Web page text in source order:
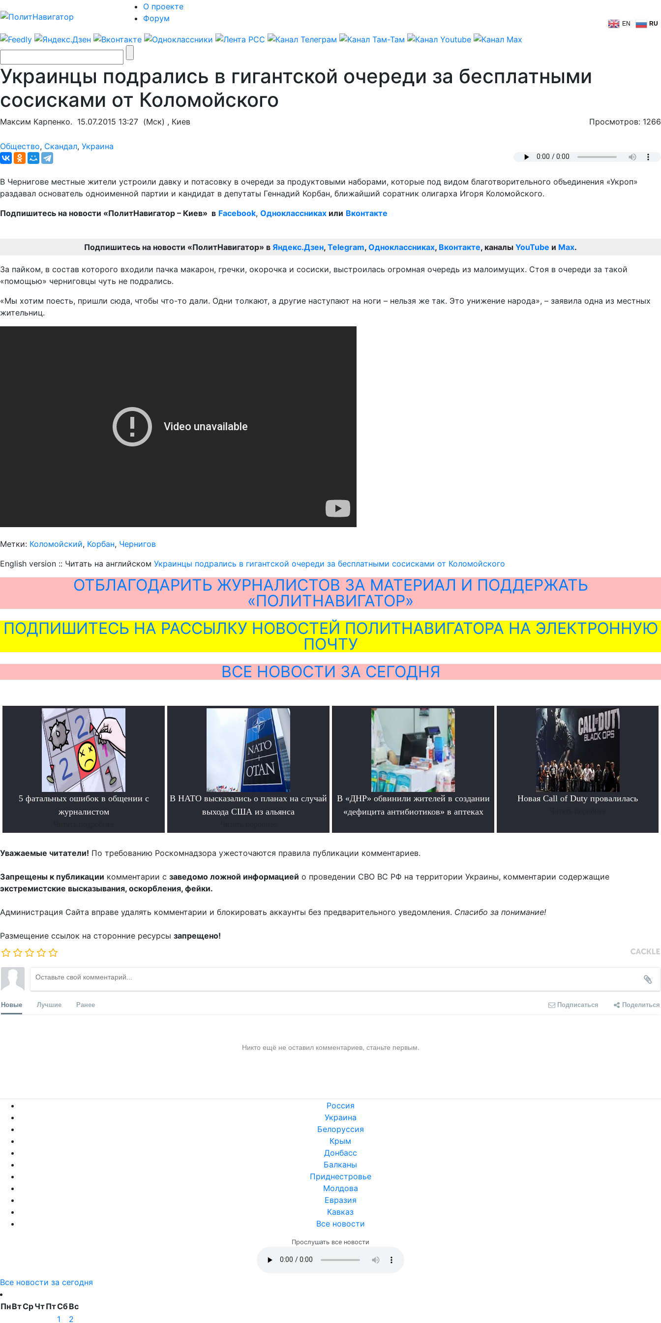
О проекте
Форум
EN RU
Украинцы подрались в гигантской очереди за бесплатными
сосисками от Коломойского
Максим Карпенко. 15.07.2015 13:27 (Мск) , Киев Просмотров: 1266
Общество, Скандал, Украина
В Чернигове местные жители устроили давку и потасовку в очереди за продуктовыми наборами, которые под видом благотворительного объединения «Укроп»
раздавал основатель одноименной партии и кандидат в депутаты Геннадий Корбан, ближайший соратник олигарха Игоря Коломойского.
Подпишитесь на новости «ПолитНавигатор – Киев» в Facebook, Одноклассниках или Вконтакте
Подпишитесь на новости «ПолитНавигатор» в Яндекс.Дзен, Telegram, Одноклассниках, Вконтакте, каналы YouTube и Max.
За пайком, в состав которого входили пачка макарон, гречки, окорочка и сосиски, выстроилась огромная очередь из малоимущих. Стоя в очереди за такой
«помощью» черниговцы чуть не подрались.
«Мы хотим поесть, пришли сюда, чтобы что-то дали. Одни толкают, а другие наступают на ноги – нельзя же так. Это унижение народа», – заявила одна из местных
жительниц.
Метки: Коломойский, Корбан, Чернигов
English version :: Читать на английском Украинцы подрались в гигантской очереди за бесплатными сосисками от Коломойского
ОТБЛАГОДАРИТЬ ЖУРНАЛИСТОВ ЗА МАТЕРИАЛ И ПОДДЕРЖАТЬ
«ПОЛИТНАВИГАТОР»
ПОДПИШИТЕСЬ НА РАССЫЛКУ НОВОСТЕЙ ПОЛИТНАВИГАТОРА НА ЭЛЕКТРОННУЮ
ПОЧТУ
ВСЕ НОВОСТИ ЗА СЕГОДНЯ
5 фатальных ошибок в общении с
журналистом
В НАТО высказались о планах на случай
выхода США из альянса
В «ДНР» обвинили жителей в создании
«дефицита антибиотиков» в аптеках
Новая Call of Duty провалилась
Уважаемые читатели! По требованию Роскомнадзора ужесточаются правила публикации комментариев.
Запрещены к публикации комментарии с заведомо ложной информацией о проведении СВО ВС РФ на территории Украины, комментарии содержащие
экстремистские высказывания, оскорбления, фейки.
Администрация Сайта вправе удалять комментарии и блокировать аккаунты без предварительного уведомления. Спасибо за понимание!
Размещение ссылок на сторонние ресурсы запрещено!
Новые Лучшие Ранее Подписаться Поделиться
Никто ещё не оставил комментариев, станьте первым.
Россия
Украина
Белоруссия
Крым
Донбасс
Балканы
Приднестровье
Молдова
Евразия
Кавказ
Все новости
Прослушать все новости
Все новости за сегодня
ПнВтСрЧтПтСбВс
1
2